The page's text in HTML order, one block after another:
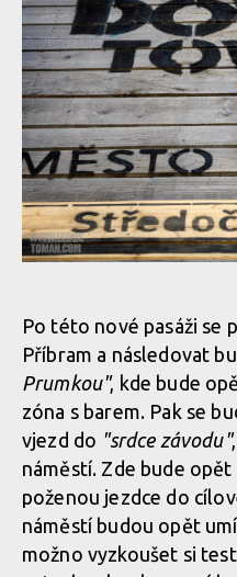
Pozvánka: Datel si brousí
Downtownu!
Pozvánka: Datel si brousí
Downtownu!
Po této nové pasáži se
Příbram a následovat
Prumkou", kde bude
zóna s barem. Pak se
vjezd do "srdce závodu"
náměstí. Zde bude
poženou jezdce do
náměstí budou opět
možno vyzkoušet si